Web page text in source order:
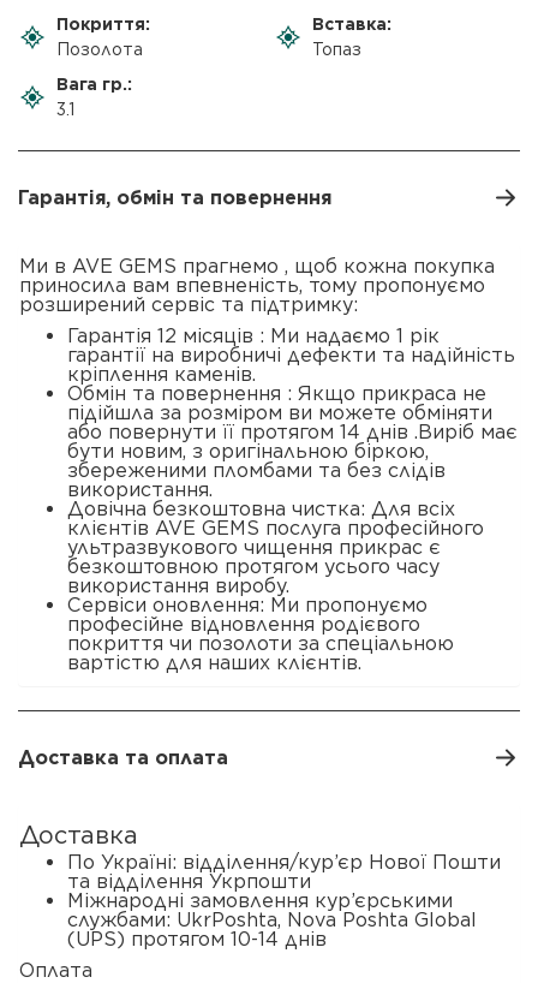
Покриття:
Позолота
Вставка:
Топаз
Вага гр.:
3.1
Гарантія, обмін та повернення
Ми в AVE GEMS прагнемо , щоб кожна покупка
приносила вам впевненість, тому пропонуємо
розширений сервіс та підтримку:
Гарантія 12 місяців : Ми надаємо 1 рік
гарантії на виробничі дефекти та надійність
кріплення каменів.
Обмін та повернення : Якщо прикраса не
підійшла за розміром ви можете обміняти
або повернути її протягом 14 днів .Виріб має
бути новим, з оригінальною біркою,
збереженими пломбами та без слідів
використання.
Довічна безкоштовна чистка: Для всіх
клієнтів AVE GEMS послуга професійного
ультразвукового чищення прикрас є
безкоштовною протягом усього часу
використання виробу.
Сервіси оновлення: Ми пропонуємо
професійне відновлення родієвого
покриття чи позолоти за спеціальною
вартістю для наших клієнтів.
Доставка та оплата
Доставка
По Україні: відділення/кур’єр Нової Пошти
та відділення Укрпошти
Міжнародні замовлення кур’єрськими
службами: UkrPoshta, Nova Poshta Global
(UPS) протягом 10-14 днів
Оплата